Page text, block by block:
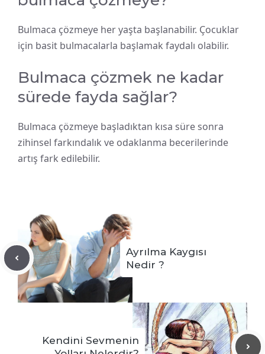
Bulmaca çözmeye her yaşta başlanabilir. Çocuklar
için basit bulmacalarla başlamak faydalı olabilir.
Bulmaca çözmek ne kadar
sürede fayda sağlar?
Bulmaca çözmeye başladıktan kısa süre sonra
zihinsel farkındalık ve odaklanma becerilerinde
artış fark edilebilir.
Ayrılma Kaygısı
Nedir ?
Kendini Sevmenin